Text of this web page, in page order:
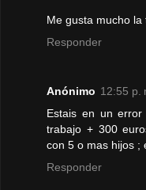
Me gusta mucho
Responder
Anónimo 12:55 p.
Estais en un
trabajo + 300
con 5 o mas hijos ;
Responder